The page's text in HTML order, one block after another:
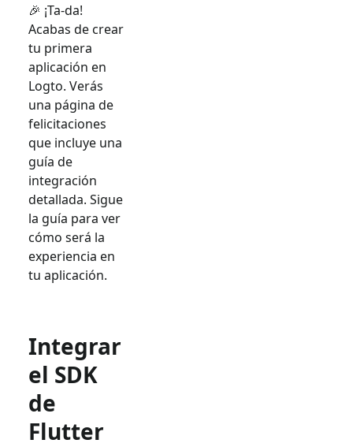
🎉 ¡Ta-da!
Acabas de crear
tu primera
aplicación en
Logto. Verás
una página de
felicitaciones
que incluye una
guía de
integración
detallada. Sigue
la guía para ver
cómo será la
experiencia en
tu aplicación.
Integrar
el SDK
de
Flutter